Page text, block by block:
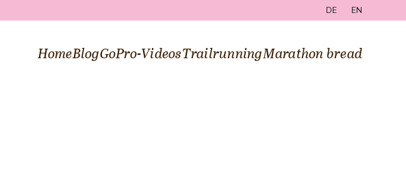
DE EN
HomeBlogGoPro-VideosTrailrunningMarathon bread